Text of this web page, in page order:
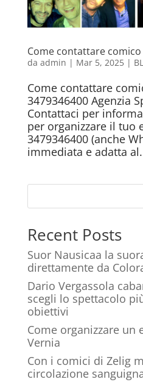
Come contattare comico
da admin | Mar 5, 2025|
Come contattare
3479346400 Agenzia
Contattaci per
per organizzare il tuo
3479346400 (anche
immediata e adatta
Recent Posts
Suor Nausicaa la
direttamente da
Dario Vergassola
scegli lo spettacolo
obiettivi
Come organizzare un
Vernia
Con i comici di Zelig
circolazione